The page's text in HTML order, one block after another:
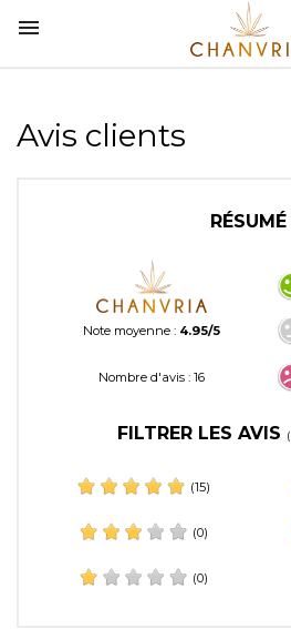

Avis clients
RÉSUMÉ
Note moyenne : 4.95/5
Nombre d'avis : 16
FILTRER LES AVIS (
(15)
(0)
(0)